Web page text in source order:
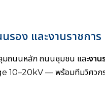
อง และงานราชการ
มถนนหลัก ถนนชุมชน และงาน
10–20kV — พร้อมทีมวิศวก